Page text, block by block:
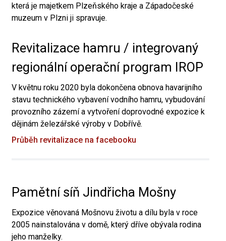
která je majetkem Plzeňského kraje a Západočeské
muzeum v Plzni ji spravuje.
Revitalizace hamru / integrovaný
regionální operační program IROP
V květnu roku 2020 byla dokončena obnova havarijního
stavu technického vybavení vodního hamru, vybudování
provozního zázemí a vytvoření doprovodné expozice k
dějinám železářské výroby v Dobřívě.
Průběh revitalizace na facebooku
Pamětní síň Jindřicha Mošny
Expozice věnovaná Mošnovu životu a dílu byla v roce
2005 nainstalována v domě, který dříve obývala rodina
jeho manželky.